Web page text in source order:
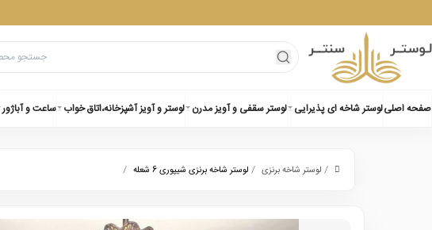
صفحه اصلیلوستر شاخه ای پذیرایی لوستر سقفی و آویز مدرن لوستر و آویز آشپزخانه،اتاق خواب ساعت و آباژور
/ لوستر شاخه برنزی / لوستر شاخه برنزی شیپوری 6 شعله /